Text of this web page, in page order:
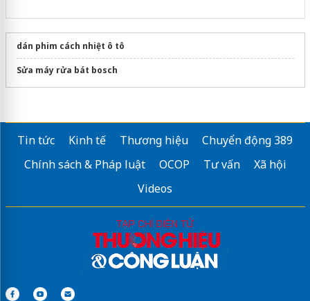
dán phim cách nhiệt ô tô
Sửa máy rửa bát bosch
Tin tức Kinh tế Thương hiệu
Chuyển động 389
Chính sách & Pháp luật
OCOP Tư vấn
Xã hội
Videos